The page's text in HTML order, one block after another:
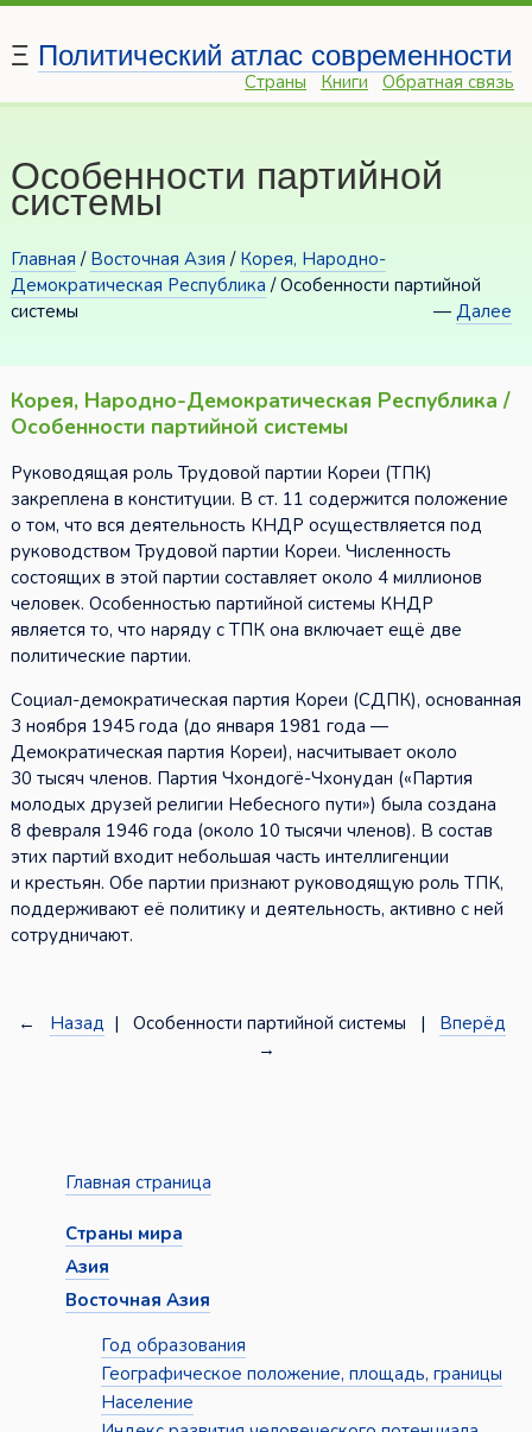
Ξ Политический атлас современности
Страны Книги Обратная связь
Особенности партийной
системы
Главная / Восточная Азия / Корея, Народно-
Демократическая Республика / Особенности партийной
системы
—Далее
Корея, Народно-Демократическая Республика /
Особенности партийной системы
Руководящая роль Трудовой партии Кореи (ТПК)
закреплена в конституции. В ст. 11 содержится положение
о том, что вся деятельность КНДР осуществляется под
руководством Трудовой партии Кореи. Численность
состоящих в этой партии составляет около 4 миллионов
человек. Особенностью партийной системы КНДР
является то, что наряду с ТПК она включает ещё две
политические партии.
Социал-демократическая партия Кореи (СДПК), основанная
3 ноября 1945 года (до января 1981 года —
Демократическая партия Кореи), насчитывает около
30 тысяч членов. Партия Чхондогё-Чхонудан («Партия
молодых друзей религии Небесного пути») была создана
8 февраля 1946 года (около 10 тысячи членов). В состав
этих партий входит небольшая часть интеллигенции
и крестьян. Обе партии признают руководящую роль ТПК,
поддерживают её политику и деятельность, активно с ней
сотрудничают.
← Назад | Особенности партийной системы | Вперёд
→
Главная страница
Страны мира
Азия
Восточная Азия
Год образования
Географическое положение, площадь, границы
Население